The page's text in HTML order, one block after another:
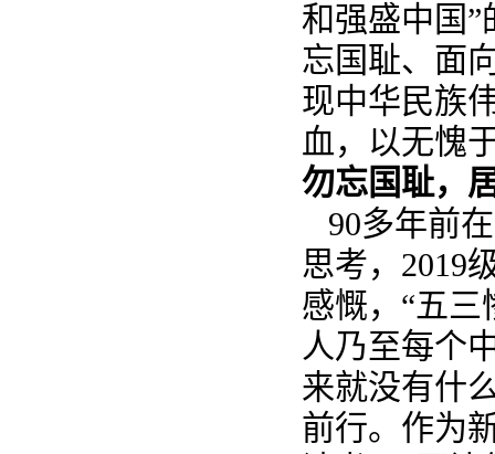
和强盛中国
忘国耻、面
现中华民族
血，以无愧
勿忘国耻，
90多年前
思考，2019
感慨，“五
人乃至每个
来就没有什
前行。作为